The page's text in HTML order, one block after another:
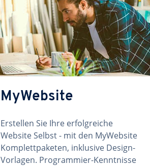
MyWebsite
Erstellen Sie Ihre erfolgreiche
Website Selbst - mit den MyWebsite
Komplettpaketen, inklusive Design-
Vorlagen. Programmier-Kenntnisse